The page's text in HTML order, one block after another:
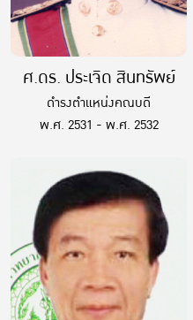
ศ.ดร. ประเจิด สินทรัพย์
ดำรงตำแหน่งคณบดี
พ.ศ. 2531 - พ.ศ. 2532